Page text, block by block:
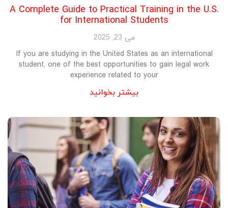
A Complete Guide to Practical Training in the U.S.
for International Students
می 23, 2025
If you are studying in the United States as an international
student, one of the best opportunities to gain legal work
experience related to your
بیشتر بخوانید